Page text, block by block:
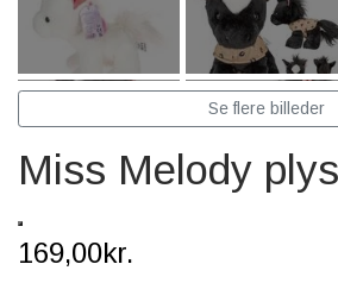
SCHLEICH® HEST &
SKOLE, KREA &
TASKER & PUNGE
SJOVE HESTE TING
Se flere billeder
Miss Melody
169,00kr.